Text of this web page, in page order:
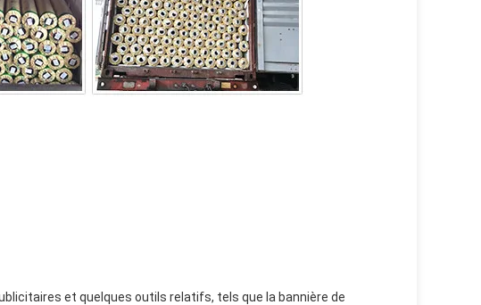
et quelques outils relatifs, tels que la bannière de